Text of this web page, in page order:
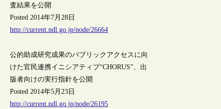
査結果を公開
Posted 2014年7月28日
http://current.ndl.go.jp/node/26664
公的助成研究成果のパブリックアクセスに向
けた官民連携イニシアティブ“CHORUS”、出
版者向けの実行指針を公開
Posted 2014年5月23日
http://current.ndl.go.jp/node/26195